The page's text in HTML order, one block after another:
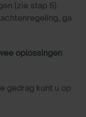
(zie stap 5).
ga
oplossingen
gedrag kunt u op